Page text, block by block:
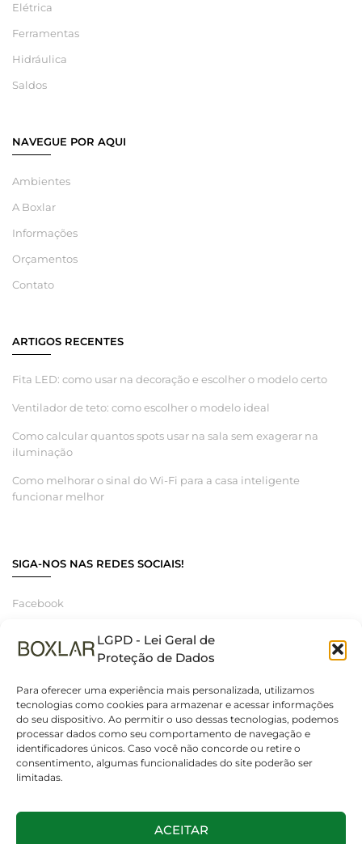
LGPD - Lei Geral de
Proteção de Dados
Para oferecer uma experiência mais personalizada, utilizamos
tecnologias como cookies para armazenar e acessar informações
do seu dispositivo. Ao permitir o uso dessas tecnologias, podemos
processar dados como seu comportamento de navegação e
identificadores únicos. Caso você não concorde ou retire o
consentimento, algumas funcionalidades do site poderão ser
limitadas.
ACEITAR
Elétrica
Ferramentas
Hidráulica
Saldos
NAVEGUE POR AQUI
Ambientes
A Boxlar
Informações
Orçamentos
Contato
ARTIGOS RECENTES
Fita LED: como usar na decoração e escolher o modelo certo
Ventilador de teto: como escolher o modelo ideal
Como calcular quantos spots usar na sala sem exagerar na
iluminação
Como melhorar o sinal do Wi-Fi para a casa inteligente
funcionar melhor
SIGA-NOS NAS REDES SOCIAIS!
Facebook
Linkedin
© 2025 Boxlar | Soluções em iluminação, elétrica e smart home.
Todos os direitos reservados. – CNPJ 55.267.682/0001-95